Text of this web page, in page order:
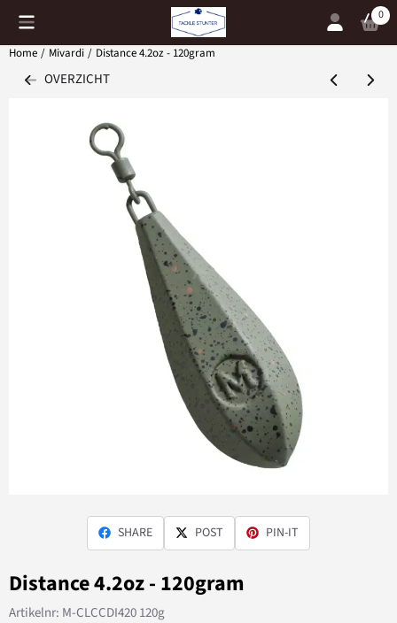
Cookievoorkeuren zijn momenteel gesloten. 0
Home / Mivardi / Distance 4.2oz - 120gram
OVERZICHT
SHARE POST PIN-IT
Distance 4.2oz - 120gram
Artikelnr: M-CLCCDI420 120g